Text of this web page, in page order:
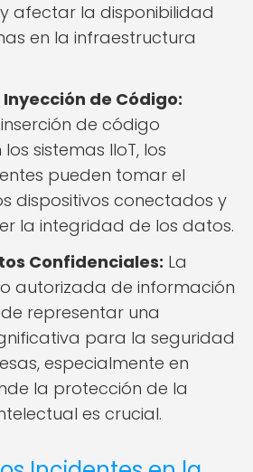
y afectar la disponibilidad
en la infraestructura
de Código:
de código
sistemas IIoT, los
pueden tomar el
dispositivos conectados y
la integridad de los datos.
Confidenciales: La
autorizada de información
representar una
para la seguridad
especialmente en
la protección de la
es crucial.